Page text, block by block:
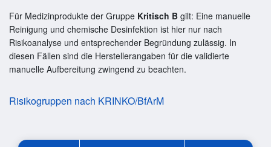
Für Medizinprodukte der Gruppe Kritisch B gilt: Eine manuelle
Reinigung und chemische Desinfektion ist hier nur nach
Risikoanalyse und entsprechender Begründung zulässig. In
diesen Fällen sind die Herstellerangaben für die validierte
manuelle Aufbereitung zwingend zu beachten.
Risikogruppen nach KRINKO/BfArM